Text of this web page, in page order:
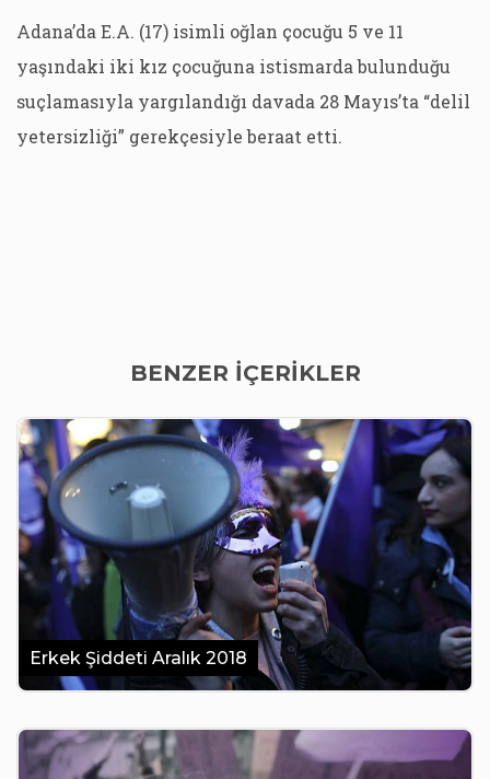
Adana’da E.A. (17) isimli oğlan çocuğu 5 ve 11
yaşındaki iki kız çocuğuna istismarda bulunduğu
suçlamasıyla yargılandığı davada 28 Mayıs’ta “delil
yetersizliği” gerekçesiyle beraat etti.
BENZER İÇERİKLER
Erkek Şiddeti Aralık 2018